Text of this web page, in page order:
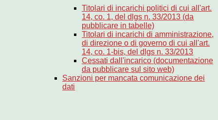
Titolari di incarichi politici di cui all'art.
14, co. 1, del dlgs n. 33/2013 (da
pubblicare in tabelle)
Titolari di incarichi di amministrazione,
di direzione o di governo di cui all'art.
14, co. 1-bis, del dlgs n. 33/2013
Cessati dall'incarico (documentazione
da pubblicare sul sito web)
Sanzioni per mancata comunicazione dei
dati